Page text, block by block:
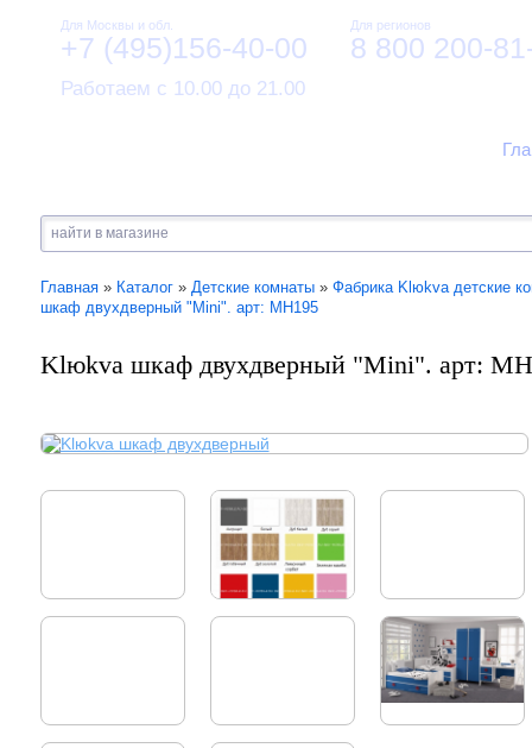
Для Москвы и обл.
+7 (495)156-40-00
Для регионов
8 800 200-
Работаем с 10.00 до 21.00
Главная» Каталог» Детские комнаты» Фабрика Klюkva детские
шкаф двухдверный "Mini". арт: МН195
Klюkva шкаф двухдверный "Mini". арт: